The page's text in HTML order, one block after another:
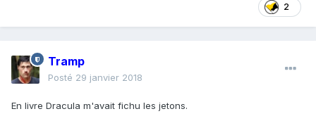
2
Tramp
Posté 29 janvier 2018
En livre Dracula m'avait fichu les jetons.